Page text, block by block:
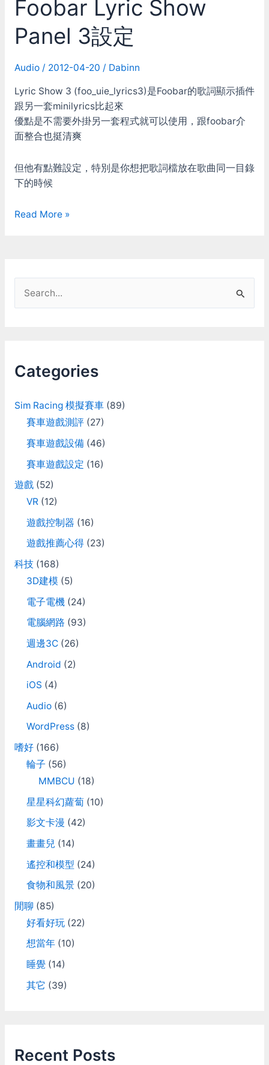
Lansing
ACS45.1
Foobar Lyric Show
Panel 3設定
Audio/ 2012-04-20 / Dabinn
Lyric Show 3 (foo_uie_lyrics3)是Foobar的歌詞顯示插件
跟另一套minilyrics比起來
優點是不需要外掛另一套程式就可以使用，跟foobar介
面整合也挺清爽
但他有點難設定，特別是你想把歌詞檔放在歌曲同一目錄
下的時候
Foobar
Read More »
h
Categories
Sim Racing 模擬賽車(89)
賽車遊戲測評(27)
賽車遊戲設備(46)
賽車遊戲設定 (16)
遊戲(52)
VR(12)
遊戲控制器 (16)
遊戲推薦心得(23)
科技(168)
3D建模 (5)
電子電機(24)
電腦網路 (93)
週邊3C(26)
Android (2)
iOS (4)
Audio(6)
WordPress(8)
嗜好(166)
輪子 (56)
MMBCU (18)
星星科幻蘿蔔(10)
影文卡漫 (42)
畫畫兒 (14)
遙控和模型 (24)
食物和風景(20)
閒聊 (85)
好看好玩(22)
想當年(10)
睡覺(14)
其它 (39)
Recent Posts